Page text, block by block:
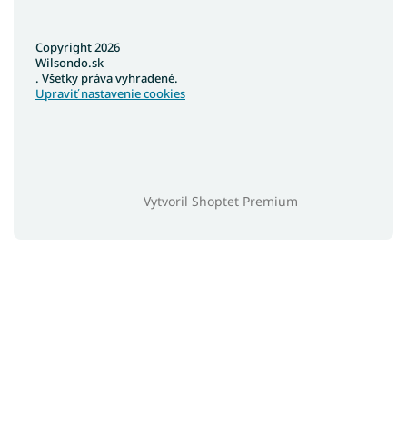
Vytvoril Shoptet Premium
Copyright 2026
Wilsondo.sk
. Všetky práva vyhradené.
Upraviť nastavenie cookies